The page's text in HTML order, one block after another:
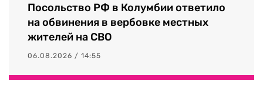
Посольство РФ в Колумбии ответило
на обвинения в вербовке местных
жителей на СВО
06.08.2026 / 14:55